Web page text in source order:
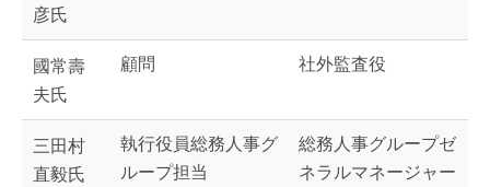
彦氏
國常壽
夫氏
顧問 社外監査役
三田村
直毅氏
執行役員総務人事グ
ループ担当
総務人事グループゼ
ネラルマネージャー